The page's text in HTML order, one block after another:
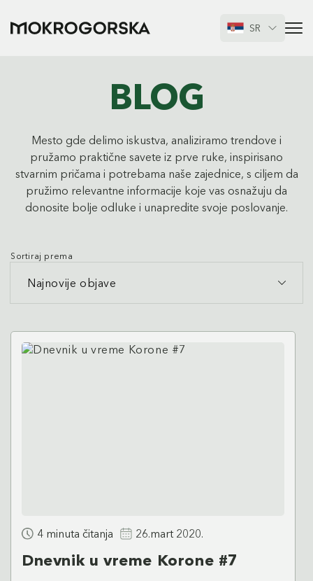
SR
BLOG
Mesto gde delimo iskustva, analiziramo trendove i
pružamo praktične savete iz prve ruke, inspirisano
stvarnim pričama i potrebama naše zajednice, s ciljem da
pružimo relevantne informacije koje vas osnažuju da
donosite bolje odluke i unapredite svoje poslovanje.
Sortiraj prema
Najnovije objave
4 minuta čitanja 26.mart 2020.
Dnevnik u vreme Korone #7